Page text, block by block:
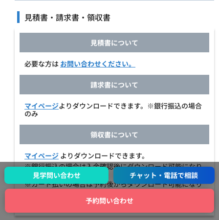
見積書・請求書・領収書
見積書について
必要な方は お問い合わせください。
請求書について
マイページよりダウンロードできます。※銀行振込の場合
のみ
領収書について
マイページ よりダウンロードできます。
※銀行振込の場合は入金確認後にダウンロード可能になり
ます。
※カード払いの場合は予約後からダウンロード可能になり
※宛名は変更可能です。
見学問い合わせ チャット・電話で相談
予約問い合わせ